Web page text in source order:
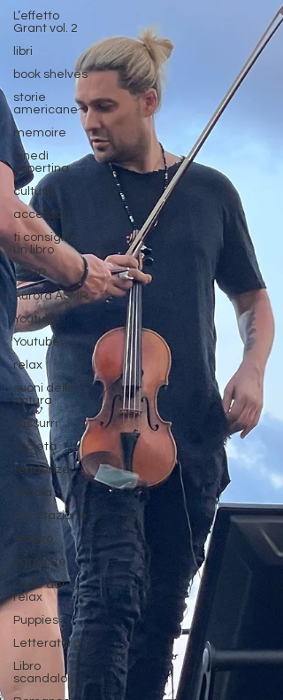
L’effetto
Grant vol. 2
libri
book shelves
storie
americane
memoire
lunedì
copertina
cultura
accessori
ti consiglio
un libro
ASMR
Aurora ASMR
Youtube
Youtuber
relax
suoni della
natura
sussurri
società
tendenze
Scuola
meditazione
respiro
namaste
l'arte del
relax
Puppies
Letteratura
Libro
scandalo